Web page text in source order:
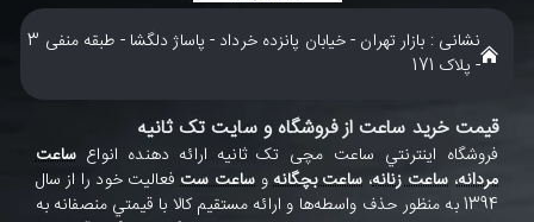
نشانی : بازار تهران - خیابان پانزده خرداد - پاساژ دلگشا - طبقه منفی 3
- پلاک 171
قیمت خرید ساعت از فروشگاه و سایت تک ثانیه
فروشگاه اينترنتي ساعت مچی تک ثانيه ارائه دهنده انواعساعت
مردانه، ساعت زنانه، ساعت بچگانهو ساعت ستفعاليت خود را از سال
1394 به منظور حذف واسطه‌ها و ارائه مستقيم کالا با قيمتي منصفانه به